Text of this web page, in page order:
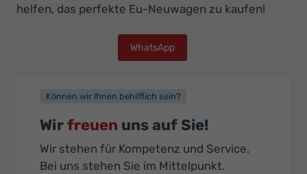
helfen, das perfekte Eu-Neuwagen zu kaufen!
WhatsApp
Können wir Ihnen behilflich sein?
Wirfreuen uns auf Sie!
Wir stehen für Kompetenz und Service.
Bei uns stehen Sie im Mittelpunkt.